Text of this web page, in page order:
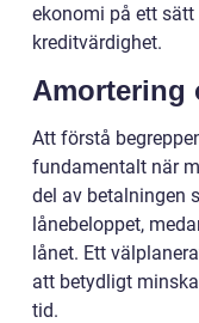
ekonomi på ett sätt
kreditvärdighet.
Amortering
Att förstå
fundamentalt när
del av betalningen
lånebeloppet,
lånet. Ett
att betydligt
tid.